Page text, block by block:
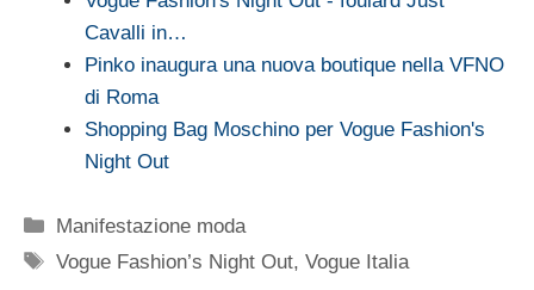
Cavalli in…
Pinko inaugura una nuova boutique nella VFNO
di Roma
Shopping Bag Moschino per Vogue Fashion's
Night Out
Categorie
Manifestazione moda
Tag
Vogue Fashion’s Night Out,Vogue Italia